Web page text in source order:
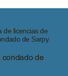
de licencias de
de Sarpy.
condado de